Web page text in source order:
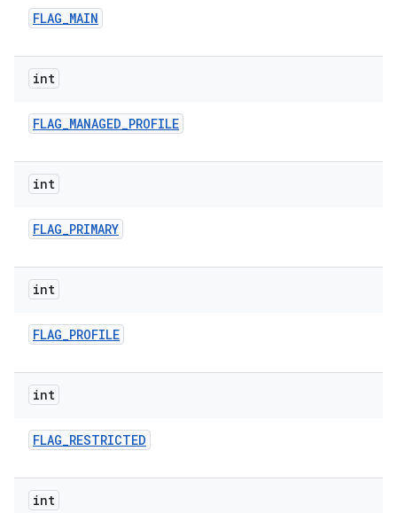
FLAG_MAIN
int
FLAG_MANAGED_PROFILE
int
FLAG_PRIMARY
int
FLAG_PROFILE
int
FLAG_RESTRICTED
int